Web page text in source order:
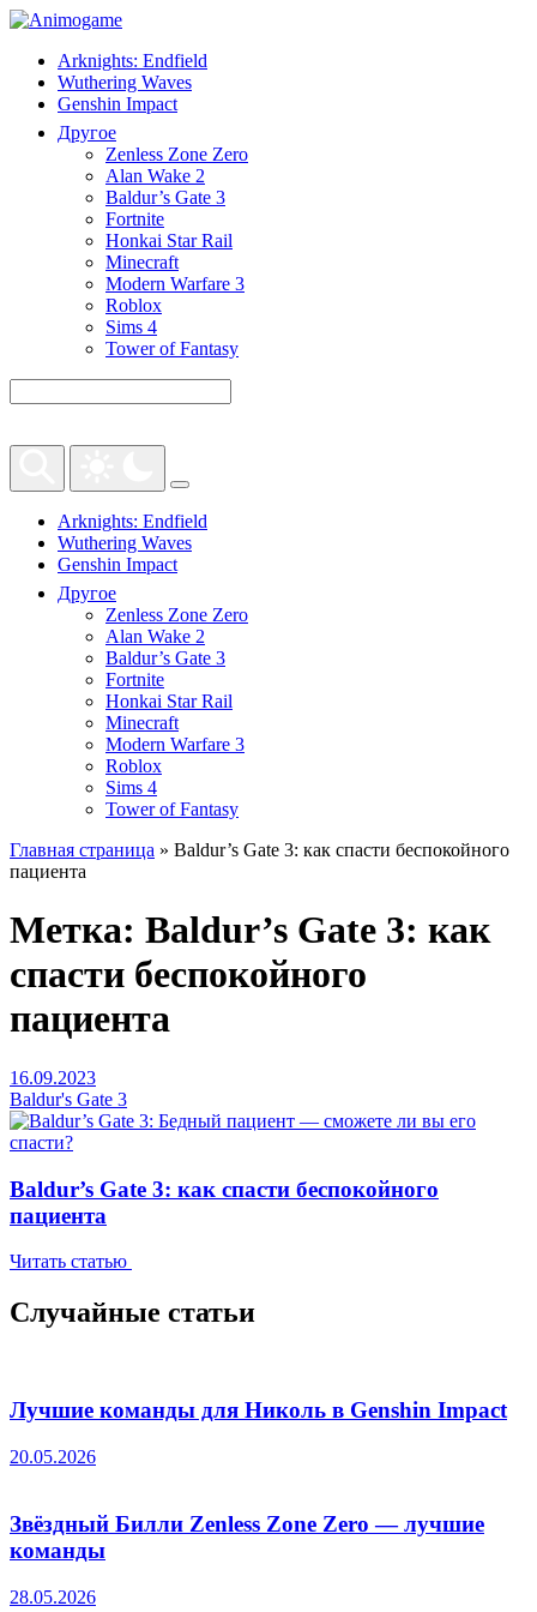
Arknights: Endfield
Wuthering Waves
Genshin Impact
Другое
Zenless Zone Zero
Alan Wake 2
Baldur’s Gate 3
Fortnite
Honkai Star Rail
Minecraft
Modern Warfare 3
Roblox
Sims 4
Tower of Fantasy
Arknights: Endfield
Wuthering Waves
Genshin Impact
Другое
Zenless Zone Zero
Alan Wake 2
Baldur’s Gate 3
Fortnite
Honkai Star Rail
Minecraft
Modern Warfare 3
Roblox
Sims 4
Tower of Fantasy
Главная страница » Baldur’s Gate 3: как спасти беспокойного
пациента
Метка: Baldur’s Gate 3: как
спасти беспокойного
пациента
16.09.2023
Baldur's Gate 3
Baldur’s Gate 3: как спасти беспокойного
пациента
Читать статью
Случайные статьи
Лучшие команды для Николь в Genshin Impact
20.05.2026
Звёздный Билли Zenless Zone Zero — лучшие
команды
28.05.2026